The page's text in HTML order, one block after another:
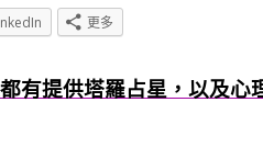
更多
有提供塔羅占星，以及心